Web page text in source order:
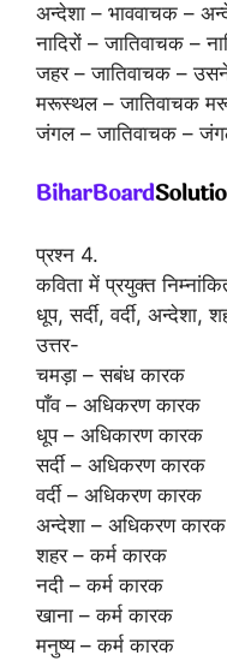
अन्देशा – भाववाचक –
नादिरों – जातिवाचक –
जहर – जातिवाचक –
मरूस्थल – जातिवाचक
जंगल – जातिवाचक –
प्रश्न 4.
कविता में प्रयुक्त
धूप, सर्दी, वर्दी, अन्देशा,
उत्तर-
चमड़ा – सबंध कारक
पाँव – अधिकरण कारक
धूप – अधिकारण कारक
सर्दी – अधिकरण कारक
वर्दी – अधिकरण कारक
अन्देशा – अधिकरण कारक
शहर – कर्म कारक
नदी – कर्म कारक
खाना – कर्म कारक
मनुष्य – कर्म कारक